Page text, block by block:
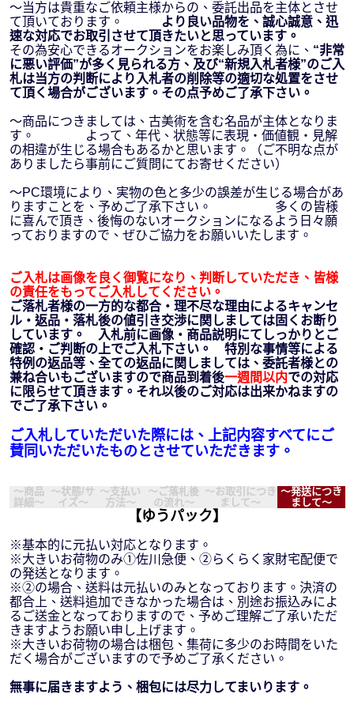
～当方は貴重なご依頼主様からの、委託出品を主体とさせ
て頂いております。
より良い品物を、誠心誠意、迅
速な対応でお取引させて頂きたいと思っています。
その為安心できるオークションをお楽しみ頂く為に、 “非常
に悪い評価”が多く見られる方、及び“新規入札者様”のご入
札は当方の判断により入札者の削除等の適切な処置をさせ
て頂く場合がございます。その点予めご了承下さい。
～商品につきましては、古美術を含む名品が主体となりま
す。 よって、年代、状態等に表現・価値観・見解
の相違が生じる場合もあるかと思います。（ご不明な点が
ありましたら事前にご質問にてお寄せください）
～PC環境により、実物の色と多少の誤差が生じる場合があ
りますことを、予めご了承下さい。 多くの皆様
に喜んで頂き、後悔のないオークションになるよう日々願
っておりますので、ぜひご協力をお願いいたします。
ご入札は画像を良く御覧になり、判断していただき、皆様
の責任をもってご入札してください。
ご落札者様の一方的な都合・理不尽な理由によるキャンセ
ル・返品・落札後の値引き交渉に関しましては固くお断り
しています。 入札前に画像・商品説明にてしっかりとご
確認・ご判断の上でご入札下さい。 特別な事情等による
特例の返品等、全ての返品に関しましては、委託者様との
兼ね合いもございますので商品到着後一週間以内での対応
に限らせて頂きます。それ以後のご対応は出来かねますの
でご了承下さい。
ご入札していただいた際には、上記内容すべてにご
賛同いただいたものとさせていただきます。
～商品
詳細～
～状態/サ
イズ～
～支払い
方法～
～ご落札後
の流れ～
～お取引につき
まして～
～発送につき
まして～
【ゆうパック】
※基本的に元払い対応となります。
※大きいお荷物のみ①佐川急便、②らくらく家財宅配便で
の発送となります。
※②の場合、送料は元払いのみとなっております。決済の
都合上、送料追加できなかった場合は、別途お振込みによ
るご送金となっておりますので、予めご理解ご了承いただ
きますようお願い申し上げます。
※大きいお荷物の場合は梱包、集荷に多少のお時間をいた
だく場合がございますので予めご了承ください。
無事に届きますよう、梱包には尽力してまいります。